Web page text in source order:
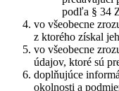
podľa § 34
vo všeobecne
z ktorého získal
vo všeobecne
údajov, ktoré sú
doplňujúce
okolnosti a